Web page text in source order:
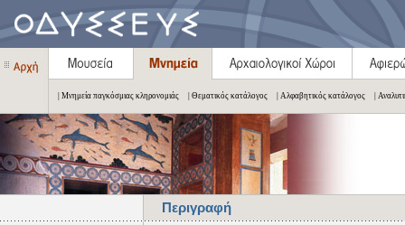
| Μνημεία παγκόσμιας κληρονομιάς | Θεματικός κατάλογος | Αλφαβητικός κατάλογος |
Περιγραφή